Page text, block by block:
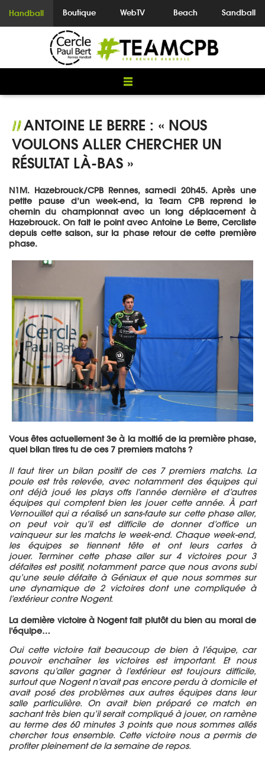
Handball Boutique WebTV Beach Sandball
//ANTOINE LE BERRE : « NOUS
VOULONS ALLER CHERCHER UN
RÉSULTAT LÀ-BAS »
N1M. Hazebrouck/CPB Rennes, samedi 20h45. Après une
petite pause d’un week-end, la Team CPB reprend le
chemin du championnat avec un long déplacement à
Hazebrouck. On fait le point avec Antoine Le Berre, Cercliste
depuis cette saison, sur la phase retour de cette première
phase.
Vous êtes actuellement 3e à la moitié de la première phase,
quel bilan tires tu de ces 7 premiers matchs ?
Il faut tirer un bilan positif de ces 7 premiers matchs. La
poule est très relevée, avec notamment des équipes qui
ont déjà jouéles plays offsl’année dernière et d’autres
équipes qui comptentbien les jouer cette année. À part
Vernouillet qui a réalisé un sans-faute sur cette phase aller,
on peut voir qu’il est difficile de donner d’office un
vainqueur sur les matchs le week-end. Chaque week-end,
les équipes se tiennent tête et ont leurs cartes à
jouer. Terminer cette phase allersur 4 victoires pour 3
défaites est positif, notamment parce que nous avons subi
qu’une seule défaite à Géniaux et que nous sommes sur
une dynamique de 2 victoires dont une compliquée à
l’extérieur contre Nogent.
La dernière victoire à Nogent fait plutôt du bien au moral de
l’équipe…
Oui cette victoire fait beaucoup de bien à l’équipe, car
pouvoir enchaîner les victoires est important. Et nous
savons qu’aller gagner à l’extérieur est toujours difficile,
surtout que Nogent n’avait pas encore perdu à domicile et
avait posédes problèmes aux autres équipes dans leur
salle particulière. On avait bien préparé ce match en
sachant très bien qu’il serait compliqué à jouer, on ramène
au terme des 60 minutes 3 points que nous sommes allés
chercher tous ensemble. Cette victoire nous a permis de
profiter pleinement de la semaine de repos.